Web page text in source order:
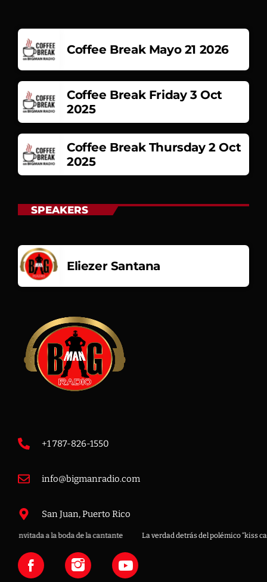
Coffee Break Mayo 21 2026
Coffee Break Friday 3 Oct
2025
Coffee Break Thursday 2 Oct
2025
SPEAKERS
Eliezer Santana
a la boda de la cantante La verdad detrás del polémico “kiss cam”
+1 787-826-1550
info@bigmanradio.com
San Juan, Puerto Rico